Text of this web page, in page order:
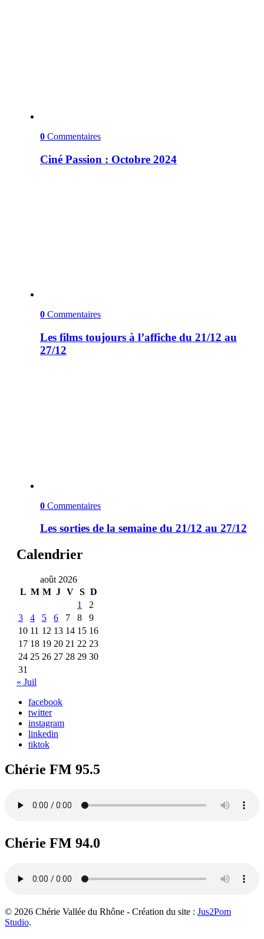
0 Commentaires
Ciné Passion : Octobre 2024
0 Commentaires
Les films toujours à l’affiche du 21/12 au
27/12
0 Commentaires
Les sorties de la semaine du 21/12 au 27/12
Calendrier
août 2026
L M M J V S D
1
2
3
4 5 6 7 8
9
10 11 12 13 14 15 16
17 18 19 20 21 22 23
24 25 26 27 28 29 30
31
« Juil
facebook
twitter
instagram
linkedin
tiktok
Chérie FM 95.5
Chérie FM 94.0
© 2026 Chérie Vallée du Rhône - Création du site : Jus2Pom
Studio.